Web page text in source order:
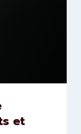
et